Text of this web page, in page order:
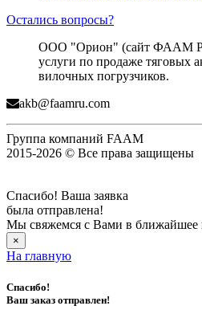
Остались вопросы?
ООО "Орион" (сайт ФААМ
услуги по продаже тяговых
вилочных погрузчиков.
akb@faamru.com
Группа компаний FAAM
2015-2026 © Все права защищены
Спасибо! Ваша заявка
была отправлена!
Мы свяжемся с Вами в ближайшее
×
На главную
Спасибо!
Ваш заказ отправлен!